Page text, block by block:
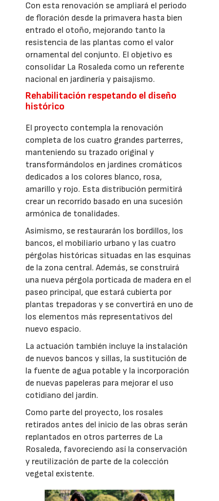
Con esta renovación se ampliará el periodo
de floración desde la primavera hasta bien
entrado el otoño, mejorando tanto la
resistencia de las plantas como el valor
ornamental del conjunto. El objetivo es
consolidar La Rosaleda como un referente
nacional en jardinería y paisajismo.
Rehabilitación respetando el diseño
histórico
El proyecto contempla la renovación
completa de los cuatro grandes parterres,
manteniendo su trazado original y
transformándolos en jardines cromáticos
dedicados a los colores blanco, rosa,
amarillo y rojo. Esta distribución permitirá
crear un recorrido basado en una sucesión
armónica de tonalidades.
Asimismo, se restaurarán los bordillos, los
bancos, el mobiliario urbano y las cuatro
pérgolas históricas situadas en las esquinas
de la zona central. Además, se construirá
una nueva pérgola porticada de madera en el
paseo principal, que estará cubierta por
plantas trepadoras y se convertirá en uno de
los elementos más representativos del
nuevo espacio.
La actuación también incluye la instalación
de nuevos bancos y sillas, la sustitución de
la fuente de agua potable y la incorporación
de nuevas papeleras para mejorar el uso
cotidiano del jardín.
Como parte del proyecto, los rosales
retirados antes del inicio de las obras serán
replantados en otros parterres de La
Rosaleda, favoreciendo así la conservación
y reutilización de parte de la colección
vegetal existente.